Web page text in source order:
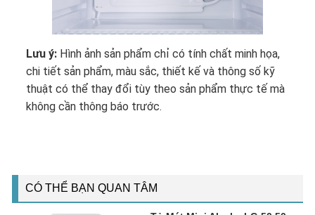
Lưu ý: Hình ảnh sản phẩm chỉ có tính chất minh họa,
chi tiết sản phẩm, màu sắc, thiết kế và thông số kỹ
thuật có thể thay đổi tùy theo sản phẩm thực tế mà
không cần thông báo trước.
CÓ THỂ BẠN QUAN TÂM